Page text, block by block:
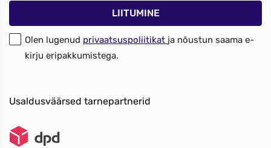
Olen lugenud privaatsuspoliitikat ja nõustun saama e-
kirju eripakkumistega.
Usaldusväärsed tarnepartnerid